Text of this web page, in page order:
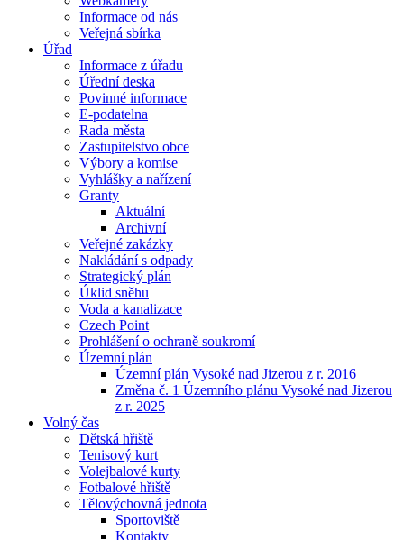
Informace od nás
Veřejná sbírka
Úřad
Informace z úřadu
Úřední deska
Povinné informace
E-podatelna
Rada města
Zastupitelstvo obce
Výbory a komise
Vyhlášky a nařízení
Granty
Aktuální
Archivní
Veřejné zakázky
Nakládání s odpady
Strategický plán
Úklid sněhu
Voda a kanalizace
Czech Point
Prohlášení o ochraně soukromí
Územní plán
Územní plán Vysoké nad Jizerou z r. 2016
Změna č. 1 Územního plánu Vysoké nad Jizerou
z r. 2025
Volný čas
Dětská hřiště
Tenisový kurt
Volejbalové kurty
Fotbalové hřiště
Tělovýchovná jednota
Sportoviště
Kontakty